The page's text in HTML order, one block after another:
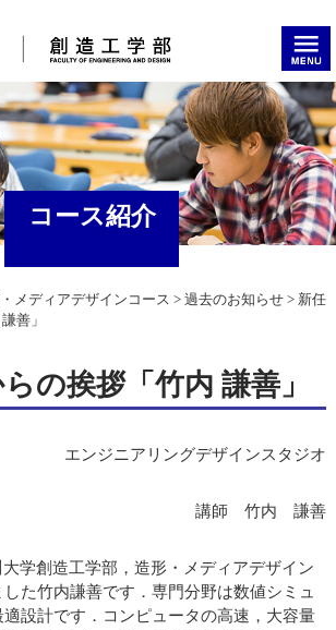
コース紹介
メディアデザインコース > 過去のお知らせ> 新任
善」
の挨拶「竹内 謙善」
エンジニアリングデザインスタジオ
講師 竹内 謙善
学創造工学部，造形・メディアデザイン
た竹内謙善です．専門分野は数値シミュ
設計です．コンピュータの高速，大容量